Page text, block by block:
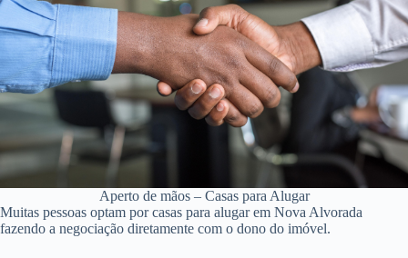
Aperto de mãos – Casas para Alugar
Muitas pessoas optam por casas para alugar em Nova Alvorada
fazendo a negociação diretamente com o dono do imóvel.